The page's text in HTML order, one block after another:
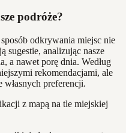
podróże?
odkrywania miejsc nie
sugestie, analizując nasze
a nawet porę dnia. Według
rekomendacjami, ale
preferencji.